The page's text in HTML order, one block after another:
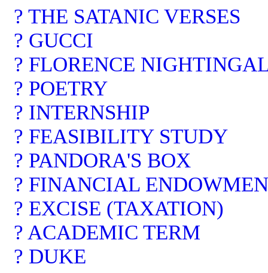
? THE SATANIC VERSES
? GUCCI
? FLORENCE
? POETRY
? INTERNSHIP
? FEASIBILITY STUDY
? PANDORA'S BOX
? FINANCIAL
? EXCISE (TAXATION)
? ACADEMIC TERM
? DUKE